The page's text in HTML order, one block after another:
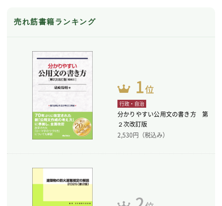
売れ筋書籍ランキング
行政・自治
分かりやすい公用文の書き方 第
２次改訂版
2,530円（税込み）